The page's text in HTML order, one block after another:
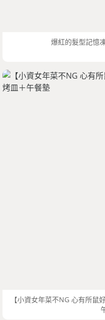
爆紅的髮型記憶
【小資女年菜不NG 心有所鼠